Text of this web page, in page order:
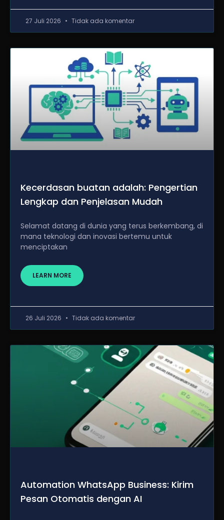
27 Juli 2026 Tidak ada komentar
Kecerdasan buatan adalah: Pengertian
Lengkap dan Penjelasan Mudah
Selamat datang di dunia yang terus berkembang, di
mana teknologi dan inovasi bertemu untuk
menciptakan
LEARN MORE
26 Juli 2026 Tidak ada komentar
Automation WhatsApp Business: Kirim
Pesan Otomatis dengan AI